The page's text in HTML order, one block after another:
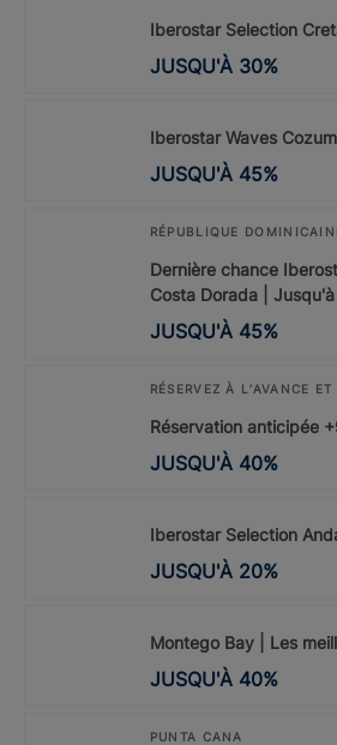
Iberostar Selection
JUSQU'À 30%
Iberostar Waves
JUSQU'À 45%
RÉPUBLIQUE
Dernière chance
Costa Dorada |
JUSQU'À 45%
RÉSERVEZ À L’AVANCE
Réservation anticipée
JUSQU'À 40%
Iberostar Selection
JUSQU'À 20%
Montego Bay | Les
JUSQU'À 40%
PUNTA CANA